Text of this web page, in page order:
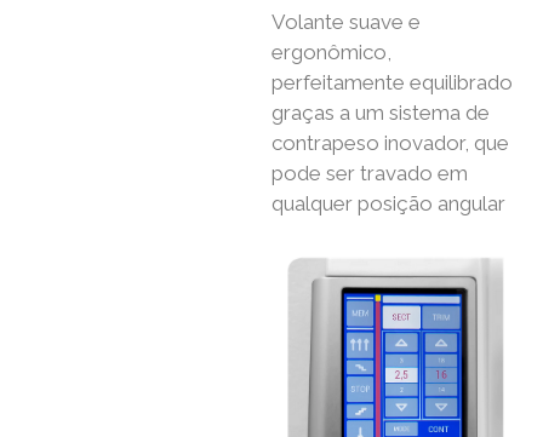
Volante suave e
ergonômico,
perfeitamente equilibrado
graças a um sistema de
contrapeso inovador, que
pode ser travado em
qualquer posição angular